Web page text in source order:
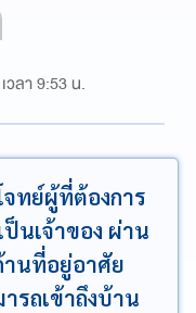
วลา 9:53 น.
ทย์ผู้ที่ต้องการ
ป็นเจ้าของ ผ่าน
นที่อยู่อาศัย
รถเข้าถึงบ้าน